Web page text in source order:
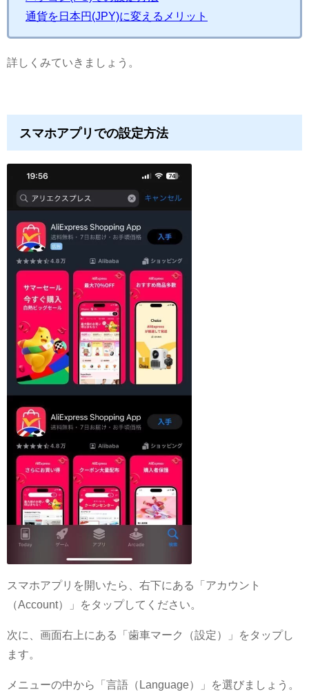
通貨を日本円(JPY)に変えるメリット
詳しくみていきましょう。
スマホアプリでの設定方法
スマホアプリを開いたら、右下にある「アカウント
（Account）」をタップしてください。
次に、画面右上にある「歯車マーク（設定）」をタップし
ます。
メニューの中から「言語（Language）」を選びましょう。